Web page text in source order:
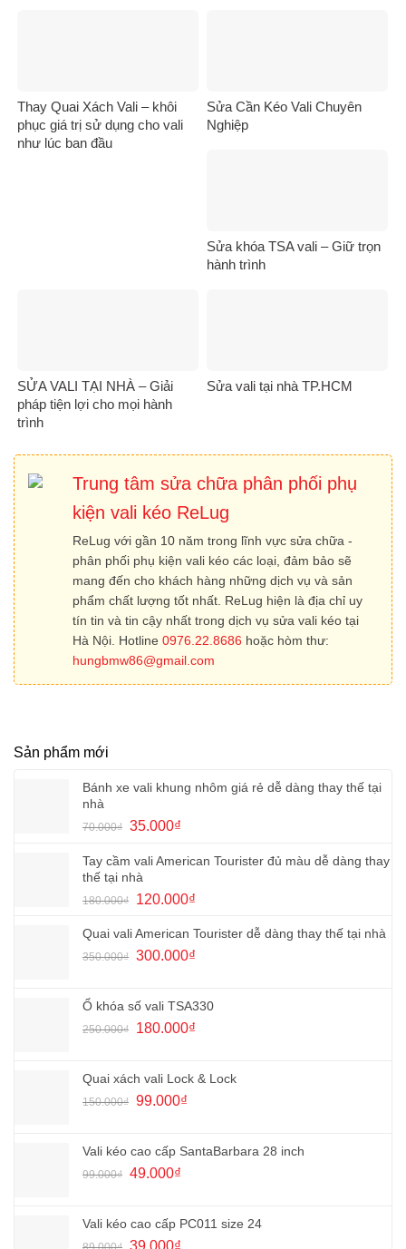
Thay Quai Xách Vali – khôi
phục giá trị sử dụng cho vali
như lúc ban đầu
Sửa Cần Kéo Vali Chuyên
Nghiệp
Sửa khóa TSA vali – Giữ trọn
hành trình
SỬA VALI TẠI NHÀ – Giải
pháp tiện lợi cho mọi hành
trình
Sửa vali tại nhà TP.HCM
Trung tâm sửa chữa phân phối phụ
kiện vali kéo ReLug
ReLug với gần 10 năm trong lĩnh vực sửa chữa -
phân phối phụ kiện vali kéo các loại, đảm bảo sẽ
mang đến cho khách hàng những dịch vụ và sản
phẩm chất lượng tốt nhất. ReLug hiện là địa chỉ uy
tín tin và tin cậy nhất trong dịch vụ sửa vali kéo tại
Hà Nội. Hotline 0976.22.8686hoặc hòm thư:
hungbmw86@gmail.com
Sản phẩm mới
Bánh xe vali khung nhôm giá rẻ dễ dàng thay thế tại
nhà
70.000₫
Giá
là:
70.000₫.
35.000₫Giá
tại
35.000₫.
Tay cầm vali American Tourister đủ màu dễ dàng thay
thế tại nhà
180.000₫
Giá
là:
180.000₫.
120.000₫Giá
tại
là:
Quai vali American Tourister dễ dàng thay thế tại nhà
350.000₫
Giá
350.000₫.
300.000₫Giá
là:
300.000₫.
Ổ khóa số vali TSA330
250.000₫
Giá
250.000₫.
180.000₫Giá
là:
Quai xách vali Lock & Lock
150.000₫ Giá
150.000₫.
99.000₫Giá
là:
Vali kéo cao cấp SantaBarbara 28 inch
99.000₫ Giá
99.000₫.
49.000₫Giá
là:
49.000₫.
Vali kéo cao cấp PC011 size 24
Giá
39.000₫Giá